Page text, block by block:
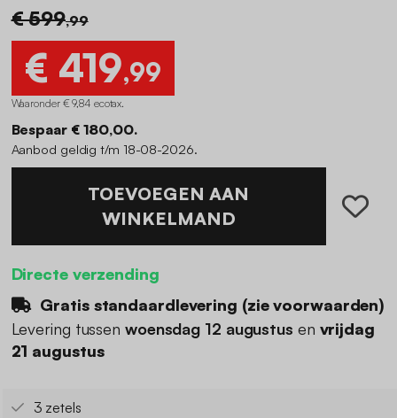
€ 599,99
€ 419,99
Waaronder € 9,84 ecotax.
Bespaar € 180,00.
Aanbod geldig t/m 18-08-2026.
TOEVOEGEN AAN
WINKELMAND
Directe verzending
Gratis standaardlevering (zie voorwaarden)
Levering tussen woensdag 12 augustus en vrijdag
21 augustus
3 zetels